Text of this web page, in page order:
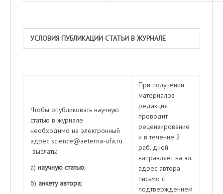
УСЛОВИЯ ПУБЛИКАЦИИ СТАТЬИ В ЖУРНАЛЕ
Чтобы опубликовать научную
статью в журнале
необходимо на электронный
адрес science@aeterna-ufa.ru
выслать:
а) научную статью;
б) анкетуавтора;
При получении
материалов
редакция
проводит
рецензирование
и в течение 2
раб. дней
направляет на эл.
адрес автора
письмо с
подтверждением